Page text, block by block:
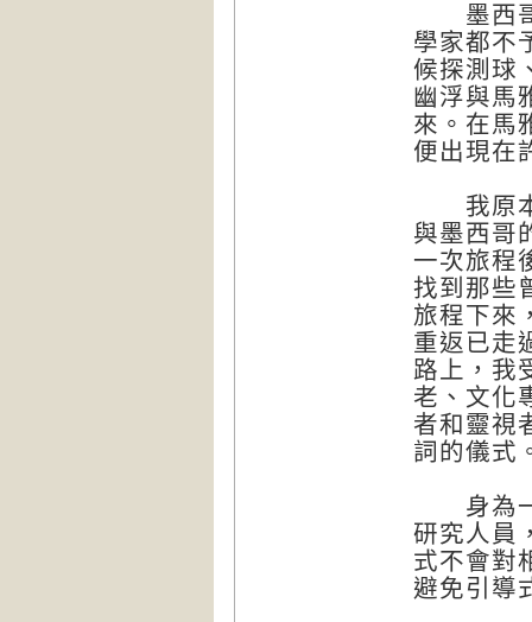
墨西哥
學家都不
候探測球
幽浮與馬
來。在馬
便出現在
我原本
與墨西哥
一次旅程
找到那些
旅程下來
重返已走
路上，我
老、文化
者和靈視
詞的儀式
身為一
研究人員
式不會對
避免引導